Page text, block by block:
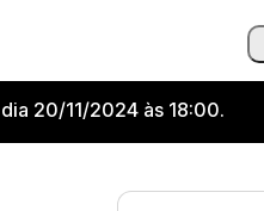
20/11/2024 às 18:00.